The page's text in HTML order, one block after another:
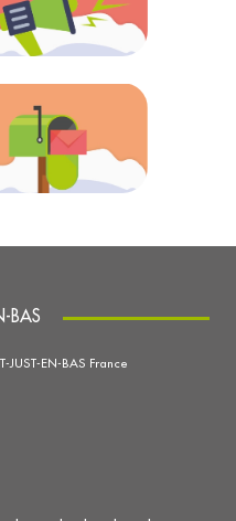
BAS
JUST-EN-BAS France